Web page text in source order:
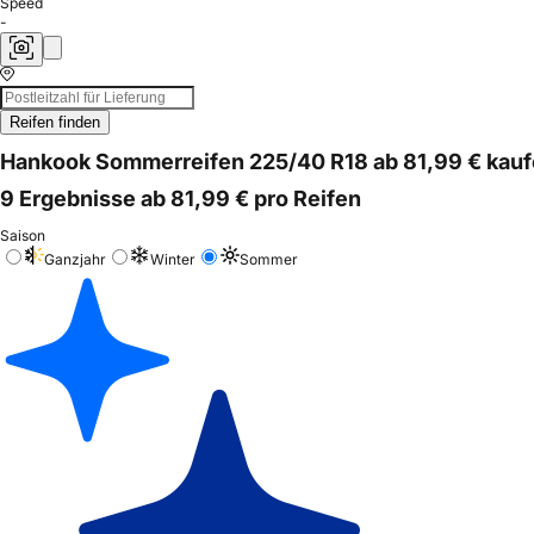
-
Reifen finden
Hankook Sommerreifen 225/40 R18 ab 81,99 €
9 Ergebnisse ab 81,99 € pro Reifen
Saison
Ganzjahr
Winter Sommer